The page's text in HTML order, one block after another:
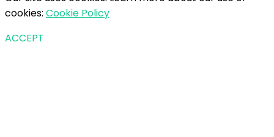
cookies: Cookie Policy
ACCEPT